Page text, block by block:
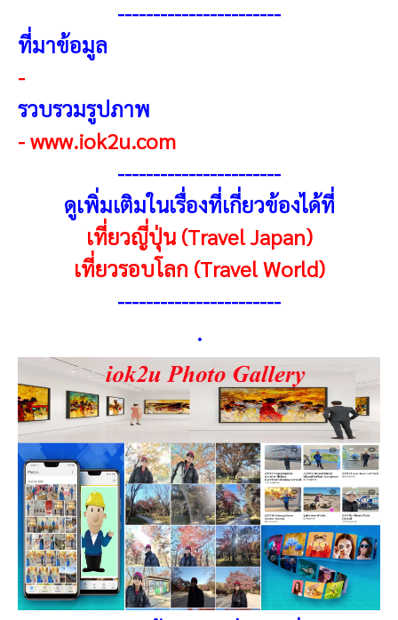
-----------------------
ที่มาข้อมูล
-
รวบรวมรูปภาพ
-www.iok2u.com
-----------------------
ดูเพิ่มเติมในเรื่องที่เกี่ยวข้องได้ที่
เที่ยวญี่ปุ่น (Travel Japan)
เที่ยวรอบโลก (Travel World)
-----------------------
.